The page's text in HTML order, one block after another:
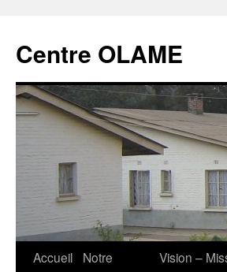
contenu
Centre OLAME
Accueil
Notre
Vision –